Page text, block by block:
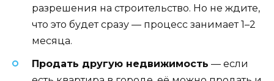
разрешения на строительство. Но не ждите,
что это будет сразу — процесс занимает 1–2
месяца.
Продать другую недвижимость — если